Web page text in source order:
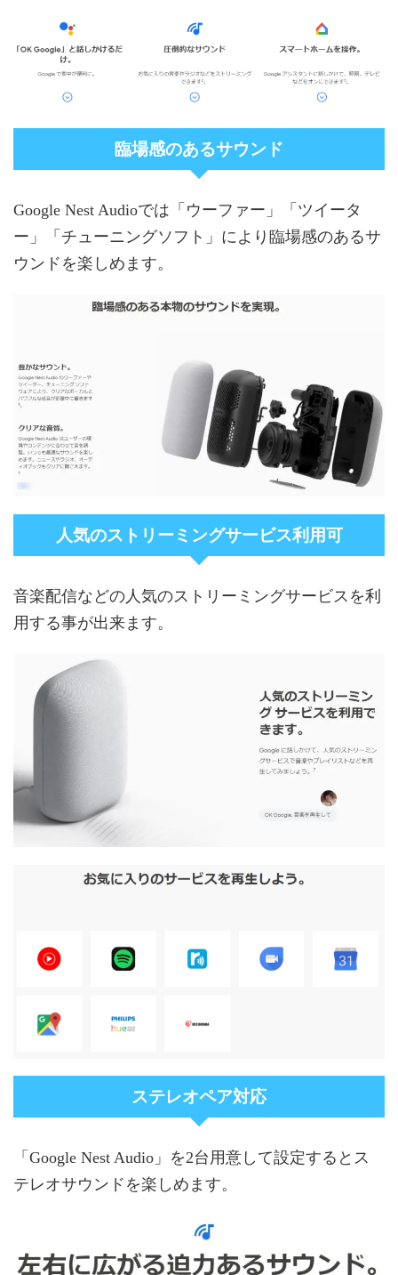
臨場感のあるサウンド
Google Nest Audioでは「ウーファー」「ツイータ
ー」「チューニングソフト」により臨場感のあるサ
ウンドを楽しめます。
人気のストリーミングサービス利用可
音楽配信などの人気のストリーミングサービスを利
用する事が出来ます。
ステレオペア対応
「Google Nest Audio」を2台用意して設定するとス
テレオサウンドを楽しめます。